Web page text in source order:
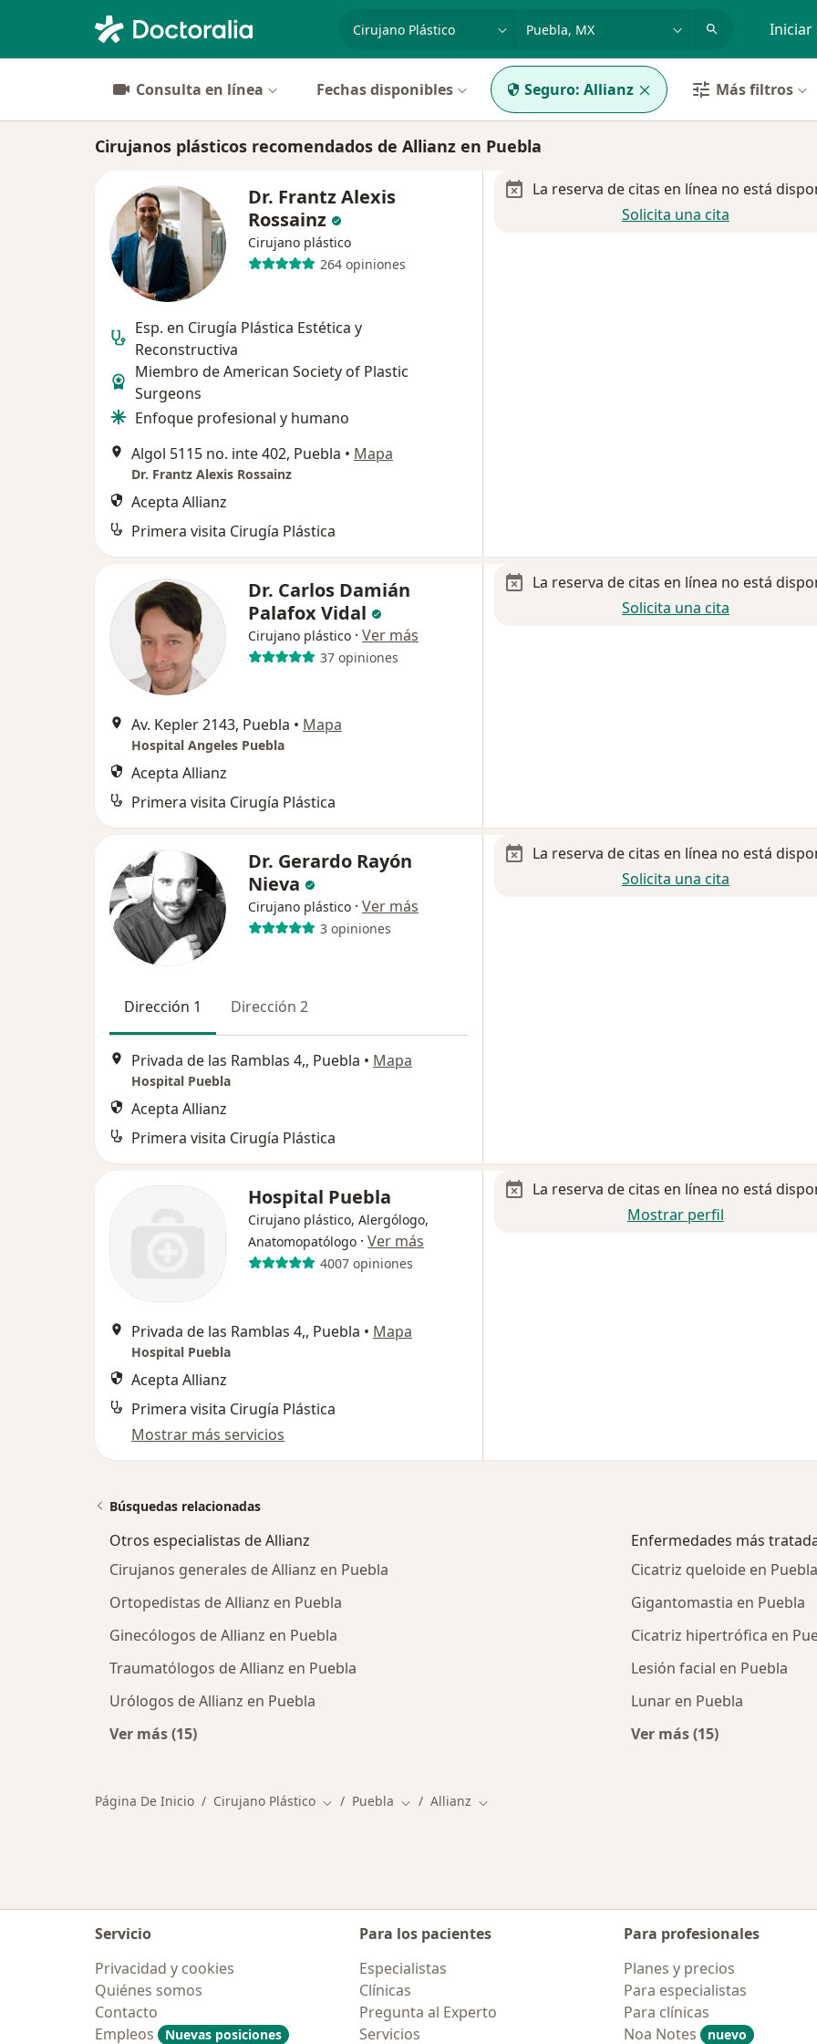
especialidad, enfermedad o nombre Iniciar
Consulta en línea Fechas disponibles Seguro: Allianz Más filtros
Cirujanos plásticos recomendados de Allianz en Puebla
Dr. Frantz Alexis
Rossainz
Cirujano plástico
264 opiniones
Esp. en Cirugía Plástica Estética y
Reconstructiva
Miembro de American Society of Plastic
Surgeons
Enfoque profesional y humano
Algol 5115 no. inte 402, Puebla • Mapa
Dr. Frantz Alexis Rossainz
Acepta Allianz
Primera visita Cirugía Plástica
La reserva de citas en línea no está
Solicita una cita
Dr. Carlos Damián
Palafox Vidal
Cirujano plástico · Ver más
37 opiniones
Av. Kepler 2143, Puebla • Mapa
Hospital Angeles Puebla
Acepta Allianz
Primera visita Cirugía Plástica
La reserva de citas en línea no está
Solicita una cita
Dr. Gerardo Rayón
Nieva
Cirujano plástico · Ver más
3 opiniones
Dirección 1 Dirección 2
Privada de las Ramblas 4,, Puebla • Mapa
Hospital Puebla
Acepta Allianz
Primera visita Cirugía Plástica
La reserva de citas en línea no está
Solicita una cita
Hospital Puebla
Cirujano plástico, Alergólogo,
Anatomopatólogo · Ver más
4007 opiniones
Privada de las Ramblas 4,, Puebla • Mapa
Hospital Puebla
Acepta Allianz
Primera visita Cirugía Plástica
Mostrar más servicios
La reserva de citas en línea no está
Mostrar perfil
Búsquedas relacionadas
Otros especialistas de Allianz
Cirujanos generales de Allianz en Puebla
Ortopedistas de Allianz en Puebla
Ginecólogos de Allianz en Puebla
Traumatólogos de Allianz en Puebla
Urólogos de Allianz en Puebla
Ver más (15)
Enfermedades más
Cicatriz queloide en Puebla
Gigantomastia en Puebla
Cicatriz hipertrófica en
Lesión facial en Puebla
Lunar en Puebla
Ver más (15)
Página De Inicio Cirujano Plástico Cambiar de ciudad
Puebla Cambiar de ciudad
Allianz Cambiar de ciudad
Servicio
Privacidad y cookies
Quiénes somos
Contacto
Empleos
Nuevas posiciones
Para los pacientes
Especialistas
Clínicas
Pregunta al Experto
Servicios
Para profesionales
Planes y precios
Para especialistas
Para clínicas
Noa Notes
nuevo